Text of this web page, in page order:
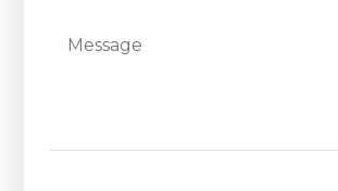
Message